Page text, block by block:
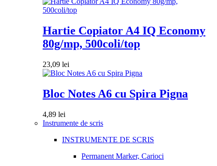
Hartie Copiator A4 IQ Economy
80g/mp, 500coli/top
23,09 lei
Bloc Notes A6 cu Spira Pigna
4,89 lei
Instrumente de scris
INSTRUMENTE DE SCRIS
Permanent Marker, Carioci